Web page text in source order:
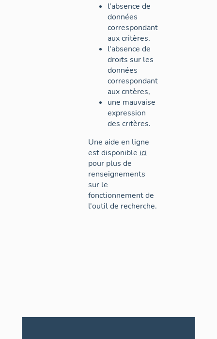
l'absence de
données
correspondant
aux critères,
l'absence de
droits sur les
données
correspondant
aux critères,
une mauvaise
expression
des critères.
Une aide en ligne
est disponible ici
pour plus de
renseignements
sur le
fonctionnement de
l'outil de recherche.